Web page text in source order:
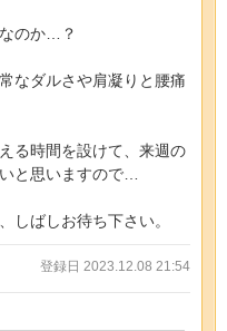
のか…？
なダルさや肩凝りと腰痛
る時間を設けて、来週の
と思いますので…
しばしお待ち下さい。
登録日 2023.12.08 21:54